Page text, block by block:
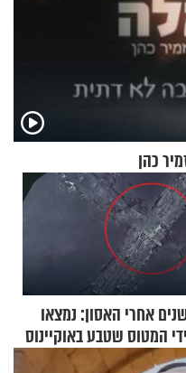
כהן
שנים אחרי האסון: נמצאו
המטוס שטבע באוקיינוס
נוסעים